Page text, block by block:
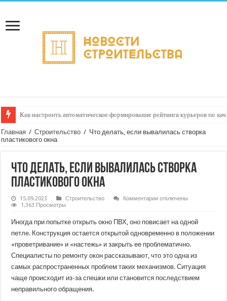
Как настроить автоматическое формирование рейтинга курьеров по
Главная / Строительство / Что делать, если вывалилась створка
пластикового окна
Что делать, если вывалилась створка
пластикового окна
15.09.2023 Строительство Комментариик
если
вывалилась
створка
пластикового
отключены
1,363 Просмотры
Иногда при попытке открыть окно ПВХ, оно повисает на одной
петле. Конструкция остается открытой одновременно в положении
«проветривание» и «настежь» и закрыть ее проблематично.
Специалисты по ремонту окон рассказывают, что это одна из
самых распространенных проблем таких механизмов. Ситуация
чаще происходит из-за спешки или становится последствием
неправильного обращения.